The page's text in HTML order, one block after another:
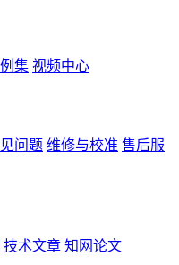
集 视频中心
问题 维修与校准 售后服
技术文章 知网论文